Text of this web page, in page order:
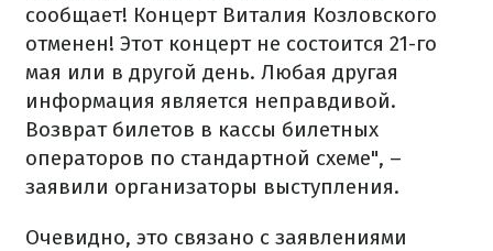
сообщает! Концерт Виталия Козловского
отменен! Этот концерт не состоится 21-го
мая или в другой день. Любая другая
информация является неправдивой.
Возврат билетов в кассы билетных
операторов по стандартной схеме", –
заявили организаторы выступления.
Очевидно, это связано с заявлениями